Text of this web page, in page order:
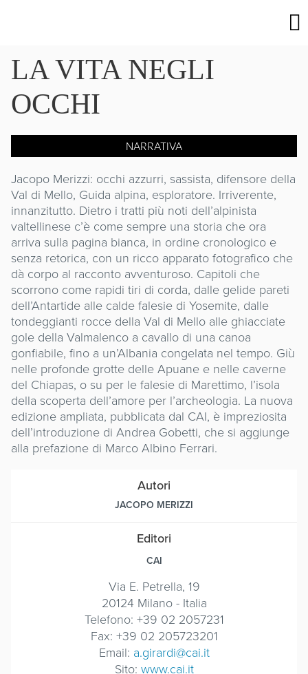
LA VITA NEGLI
OCCHI
NARRATIVA
Jacopo Merizzi: occhi azzurri, sassista, difensore della
Val di Mello, Guida alpina, esploratore. Irriverente,
innanzitutto. Dietro i tratti più noti dell’alpinista
valtellinese c’è come sempre una storia che ora
arriva sulla pagina bianca, in ordine cronologico e
senza retorica, con un ricco apparato fotografico che
dà corpo al racconto avventuroso. Capitoli che
scorrono come rapidi tiri di corda, dalle gelide pareti
dell’Antartide alle calde falesie di Yosemite, dalle
tondeggianti rocce della Val di Mello alle ghiacciate
gole della Valmalenco a cavallo di una canoa
gonfiabile, fino a un’Albania congelata nel tempo. Giù
nelle profonde grotte delle Apuane e nelle caverne
del Chiapas, o su per le falesie di Marettimo, l’isola
della scoperta dell’amore per l’archeologia. La nuova
edizione ampliata, pubblicata dal CAI, è impreziosita
dell’introduzione di Andrea Gobetti, che si aggiunge
alla prefazione di Marco Albino Ferrari.
Autori
JACOPO MERIZZI
Editori
CAI
Via E. Petrella, 19
20124 Milano - Italia
Telefono: +39 02 2057231
Fax: +39 02 205723201
Email: a.girardi@cai.it
Sito: www.cai.it